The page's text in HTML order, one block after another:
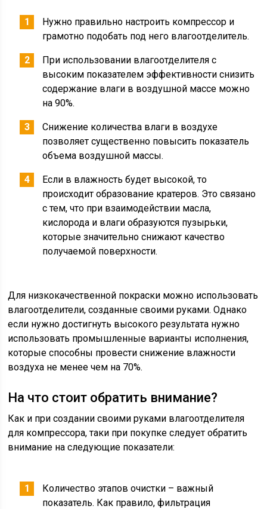
Нужно правильно настроить компрессор и
грамотно подобать под него влагоотделитель.
При использовании влагоотделителя с
высоким показателем эффективности снизить
содержание влаги в воздушной массе можно
на 90%.
Снижение количества влаги в воздухе
позволяет существенно повысить показатель
объема воздушной массы.
Если в влажность будет высокой, то
происходит образование кратеров. Это связано
с тем, что при взаимодействии масла,
кислорода и влаги образуются пузырьки,
которые значительно снижают качество
получаемой поверхности.
Для низкокачественной покраски можно использовать
влагоотделители, созданные своими руками. Однако
если нужно достигнуть высокого результата нужно
использовать промышленные варианты исполнения,
которые способны провести снижение влажности
воздуха не менее чем на 70%.
На что стоит обратить внимание?
Как и при создании своими руками влагоотделителя
для компрессора, таки при покупке следует обратить
внимание на следующие показатели:
Количество этапов очистки – важный
показатель. Как правило, фильтрация